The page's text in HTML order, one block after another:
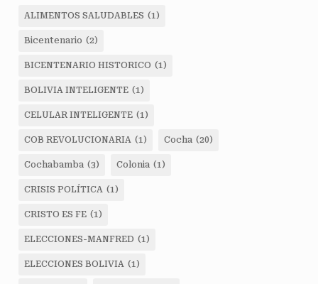
ALIMENTOS SALUDABLES (1)
Bicentenario (2)
BICENTENARIO HISTORICO (1)
BOLIVIA INTELIGENTE (1)
CELULAR INTELIGENTE (1)
COB REVOLUCIONARIA (1) Cocha (20)
Cochabamba (3) Colonia (1)
CRISIS POLÍTICA (1)
CRISTO ES FE (1)
ELECCIONES-MANFRED (1)
ELECCIONES BOLIVIA (1)